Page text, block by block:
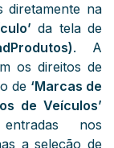
diretamente na
da tela de
. A
os direitos de
de ‘Marcas de
de Veículos’
nos
a seleção de